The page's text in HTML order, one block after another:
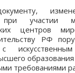
при участии
центров
РФ
образования
требованиями